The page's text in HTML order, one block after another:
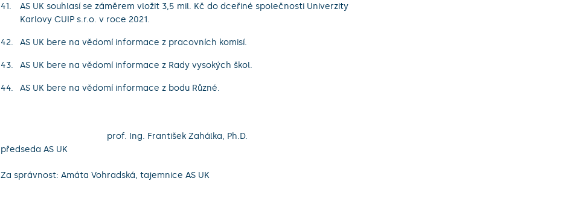
AS UK souhlasí se záměrem vložit 3,5 mil. Kč do dceřiné společnosti Univerzity
Karlovy CUIP s.r.o. v roce 2021.
AS UK bere na vědomí informace z pracovních komisí.
AS UK bere na vědomí informace z Rady vysokých škol.
AS UK bere na vědomí informace z bodu Různé.
prof. Ing. František Zahálka, Ph.D.
předseda AS UK
Za správnost: Amáta Vohradská, tajemnice AS UK